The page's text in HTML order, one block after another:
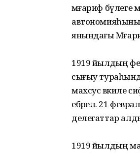
мәғариф бүлеге
янындағы
1919 йылдың
сығыу
махсус вәкиле
ебәрелә. 21
делегаттар
1919 йылдың